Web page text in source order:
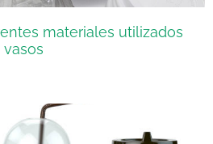
materiales utilizados